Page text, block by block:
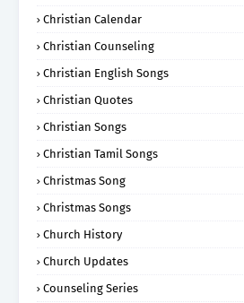
Christian Calendar
Christian Counseling
Christian English Songs
Christian Quotes
Christian Songs
Christian Tamil Songs
Christmas Song
Christmas Songs
Church History
Church Updates
Counseling Series